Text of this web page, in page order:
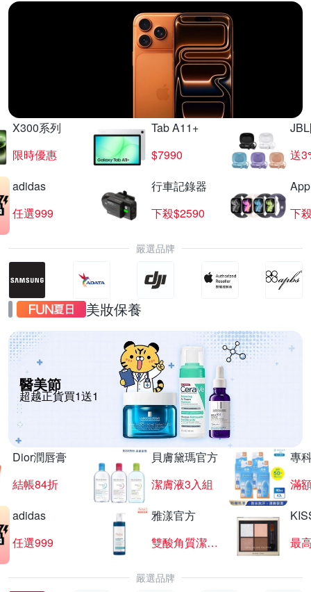
X300系列
限時優惠
Tab A11+
$7990
送
adidas
任選999
行車記錄器
下殺$2590
下
嚴選品牌
美妝保養
醫美節
超越正貨買1送1
Dior潤唇膏
結帳84折
貝膚黛瑪官方
潔膚液3入組
專
滿
adidas
任選999
雅漾官方
雙酸角質潔膚露
最
嚴選品牌